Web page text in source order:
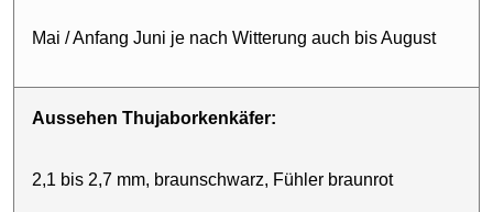
Mai / Anfang Juni je nach Witterung auch bis August
Aussehen Thujaborkenkäfer:
2,1 bis 2,7 mm, braunschwarz, Fühler braunrot